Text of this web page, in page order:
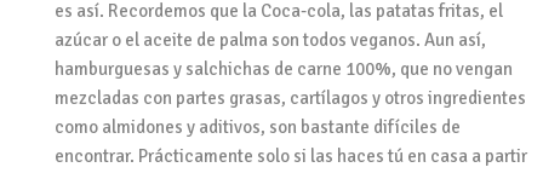
es así. Recordemos que la Coca-cola, las patatas fritas, el
azúcar o el aceite de palma son todos veganos. Aun así,
hamburguesas y salchichas de carne 100%, que no vengan
mezcladas con partes grasas, cartílagos y otros ingredientes
como almidones y aditivos, son bastante difíciles de
encontrar. Prácticamente solo si las haces tú en casa a partir